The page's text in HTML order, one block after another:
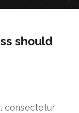
should
consectetur